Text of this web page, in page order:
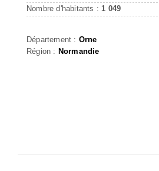
Nombre d'habitants : 1 049
Département : Orne
Région : Normandie